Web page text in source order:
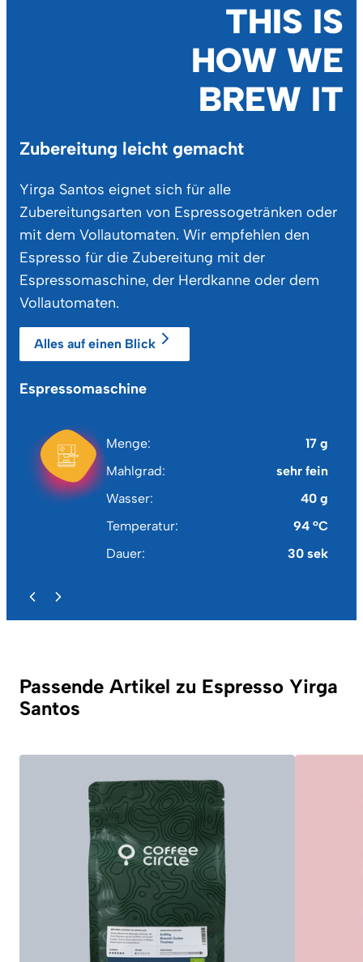
Zubereitung leicht gemacht
Yirga Santos eignet sich für alle
Zubereitungsarten von Espressogetränken oder
mit dem Vollautomaten. Wir empfehlen den
Espresso für die Zubereitung mit der
Espressomaschine, der Herdkanne oder dem
Vollautomaten.
Alles auf einen Blick
Espressomaschine
Menge
17 g
Mahlgrad
sehr fein
Wasser
40 g
Temperatur
94 °C
Dauer
30 sek
THIS IS
HOW WE
BREW IT
Passende Artikel zu Espresso Yirga
Santos